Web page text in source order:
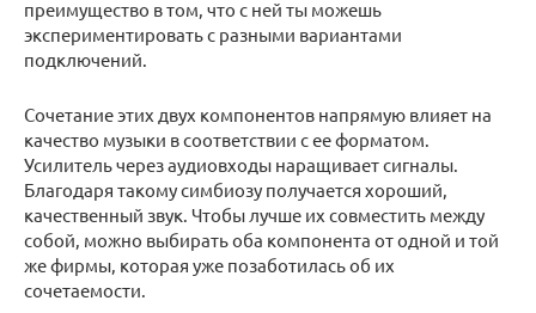
преимущество в том, что с ней ты можешь
экспериментировать с разными вариантами
подключений.
Сочетание этих двух компонентов напрямую влияет на
качество музыки в соответствии с ее форматом.
Усилитель через аудиовходы наращивает сигналы.
Благодаря такому симбиозу получается хороший,
качественный звук. Чтобы лучше их совместить между
собой, можно выбирать оба компонента от одной и той
же фирмы, которая уже позаботилась об их
сочетаемости.